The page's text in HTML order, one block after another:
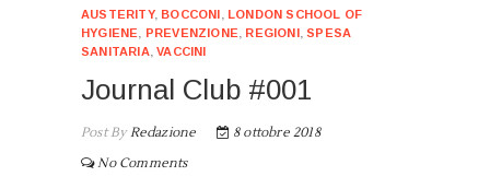
AUSTERITY, BOCCONI , LONDON SCHOOL OF
HYGIENE, PREVENZIONE, REGIONI ,SPESA
SANITARIA,VACCINI
Journal Club #001
Post ByRedazione
8 ottobre 2018
No Comments